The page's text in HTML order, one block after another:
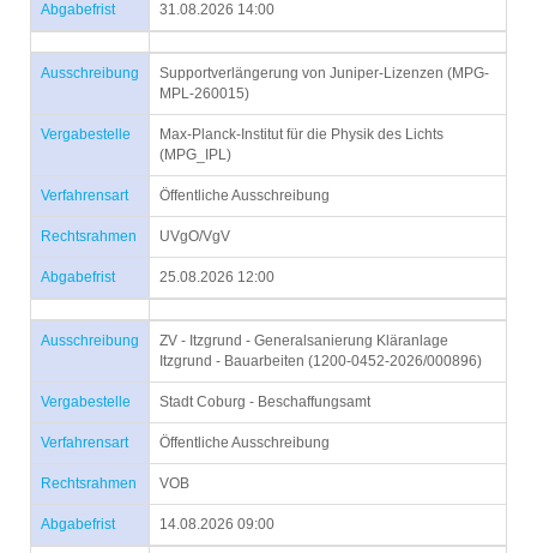
Abgabefrist 31.08.2026 14:00
Ausschreibung
Supportverlängerung von Juniper-Lizenzen (MPG-
MPL-260015)
Vergabestelle
Max-Planck-Institut für die Physik des Lichts
(MPG_IPL)
Verfahrensart Öffentliche Ausschreibung
Rechtsrahmen UVgO/VgV
Abgabefrist 25.08.2026 12:00
Ausschreibung
ZV - Itzgrund - Generalsanierung Kläranlage
Itzgrund - Bauarbeiten (1200-0452-2026/000896)
Vergabestelle Stadt Coburg - Beschaffungsamt
Verfahrensart Öffentliche Ausschreibung
Rechtsrahmen VOB
Abgabefrist 14.08.2026 09:00